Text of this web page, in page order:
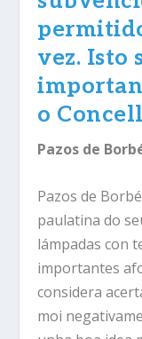
vez. Isto
o
Pazos de
Pazos de
paulatina do
lámpadas con
importantes
considera
moi